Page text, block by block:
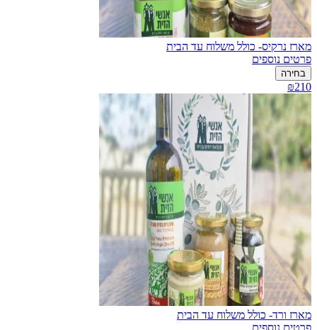
מארז נרקיס- כולל משלוח עד הבית
פרטים נוספים
בחירה
₪210
מארז ורד- כולל משלוח עד הבית
פרטים נוספים